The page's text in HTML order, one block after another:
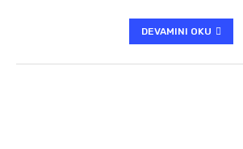
DEVAMINI OKU